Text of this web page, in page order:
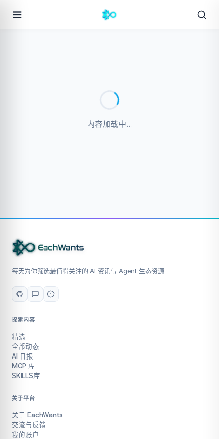
内容加载中...
每天为你筛选最值得关注的 AI 资讯与 Agent 生态资源
探索内容
精选
全部动态
AI 日报
MCP 库
SKILLS库
关于平台
关于 EachWants
交流与反馈
我的账户